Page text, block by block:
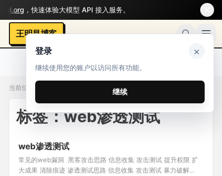
登录 ×
继续使用您的账户以访问所有功能。
继续
，快速体验大模型 API 接入服务。
王明昌博客
当前位置：标签 / web渗透测试
标签：web渗透测试
web渗透测试
常见的web漏洞 ￼ 黑客攻击思路 信息收集 攻击测试 提升权限 扩
大成果 清除痕迹 渗透测试思路 信息收集 攻击测试 暴力破解